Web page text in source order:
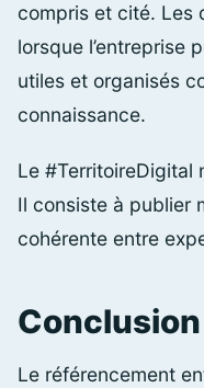
compris et cité. Les
lorsque l’entreprise
utiles et organisés
connaissance.
Le #TerritoireDigital
Il consiste à publier
cohérente entre
Conclusion
Le référencement